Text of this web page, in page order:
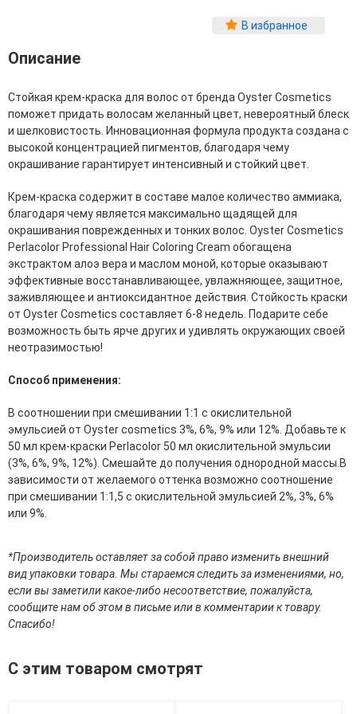
Бальзамы для лица
Гели для лица
Защита от солнца для лица
Карбокситерапия
Кремы для лица
Маски для лица
Масла для лица
Мицеллярная вода
Молочко и сливки для лица
Наборы для ухода за лицом
Пенки и муссы для лица
Скрабы, пилинги и гоммажи для лица
Спреи для лица
Средства для умывания
Сыворотки, эликсиры, эмульсии, концентраты и
Уход для губ
Флюиды для лица
Для Тела
Автозагар для тела
Антицеллюлитные средства
Бальзамы и гели для тела
Дезодоранты для тела
Защита от солнца для тела
Кремы для тела
Лосьоны, сыворотки и эликсиры для тела
Масла для тела
Наборы по уходу за телом
В избранное
Описание
Стойкая крем-краска для волос от бренда Oyster Cosmetics
поможет придать волосам желанный цвет, невероятный блеск
и шелковистость. Инновационная формула продукта создана с
высокой концентрацией пигментов, благодаря чему
окрашивание гарантирует интенсивный и стойкий цвет.
Крем-краска содержит в составе малое количество аммиака,
благодаря чему является максимально щадящей для
окрашивания поврежденных и тонких волос. Oyster Cosmetics
Perlacolor Professional Hair Coloring Cream обогащена
экстрактом алоэ вера и маслом моной, которые оказывают
эффективные восстанавливающее, увлажняющее, защитное,
заживляющее и антиоксидантное действия. Стойкость краски
от Oyster Cosmetics составляет 6-8 недель. Подарите себе
возможность быть ярче других и удивлять окружающих своей
неотразимостью!
Способ применения:
В соотношении при смешивании 1:1 с окислительной
эмульсией от Oyster cosmetics 3%, 6%, 9% или 12%. Добавьте к
50 мл крем-краски Perlacolor 50 мл окислительной эмульсии
(3%, 6%, 9%, 12%). Смешайте до получения однородной массы.В
зависимости от желаемого оттенка возможно соотношение
при смешивании 1:1,5 с окислительной эмульсией 2%, 3%, 6%
или 9%.
*Производитель оставляет за собой право изменить внешний
вид упаковки товара. Мы стараемся следить за изменениями, но,
если вы заметили какое-либо несоответствие, пожалуйста,
сообщите нам об этом в письме или в комментарии к товару.
Спасибо!
С этим товаром смотрят